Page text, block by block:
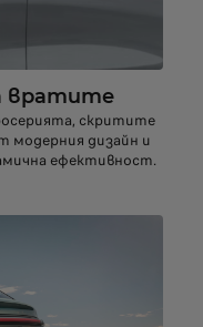
вратите
скритите
модерния дизайн и
ефективност.